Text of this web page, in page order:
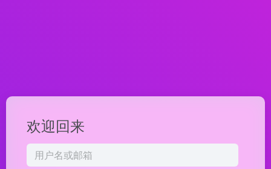
欢迎回来